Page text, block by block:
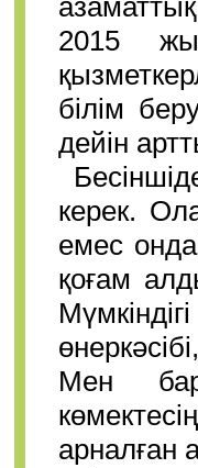
2015
білім
дейін
керек.
емес
қоғам
Мен
арналған